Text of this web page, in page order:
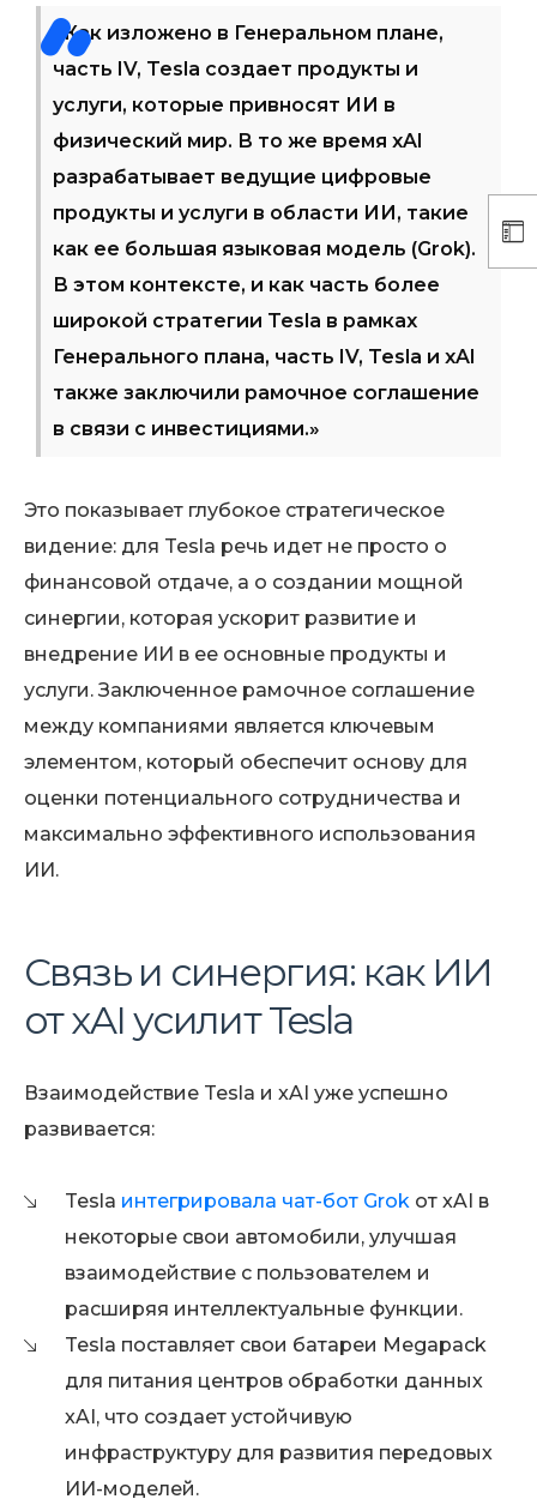
«Как изложено в Генеральном плане,
часть IV, Tesla создает продукты и
услуги, которые привносят ИИ в
физический мир. В то же время xAI
разрабатывает ведущие цифровые
продукты и услуги в области ИИ, такие
как ее большая языковая модель (Grok).
В этом контексте, и как часть более
широкой стратегии Tesla в рамках
Генерального плана, часть IV, Tesla и xAI
также заключили рамочное соглашение
в связи с инвестициями.»
Это показывает глубокое стратегическое
видение: для Tesla речь идет не просто о
финансовой отдаче, а о создании мощной
синергии, которая ускорит развитие и
внедрение ИИ в ее основные продукты и
услуги. Заключенное рамочное соглашение
между компаниями является ключевым
элементом, который обеспечит основу для
оценки потенциального сотрудничества и
максимально эффективного использования
ИИ.
Связь и синергия: как ИИ
от xAI усилит Tesla
Взаимодействие Tesla и xAI уже успешно
развивается:
Tesla интегрировала чат-бот Grok от xAI в
некоторые свои автомобили, улучшая
взаимодействие с пользователем и
расширяя интеллектуальные функции.
Tesla поставляет свои батареи Megapack
для питания центров обработки данных
xAI, что создает устойчивую
инфраструктуру для развития передовых
ИИ-моделей.